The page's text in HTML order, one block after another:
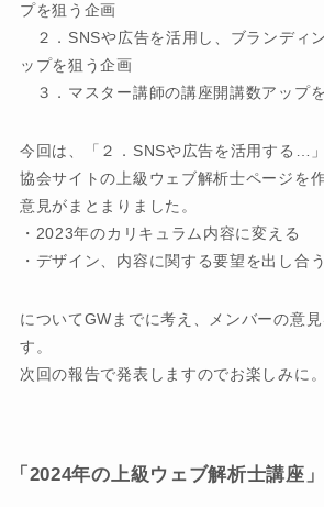
プを狙う企画
２．SNSや広告を活用し、ブランディ
ップを狙う企画
３．マスター講師の講座開講数アップ
今回は、「２．SNSや広告を活用する…
協会サイトの上級ウェブ解析士ページを
意見がまとまりました。
・2023年のカリキュラム内容に変える
・デザイン、内容に関する要望を出し合う
についてGWまでに考え、メンバーの意
す。
次回の報告で発表しますのでお楽しみに。
「2024年の上級ウェブ解析士講座